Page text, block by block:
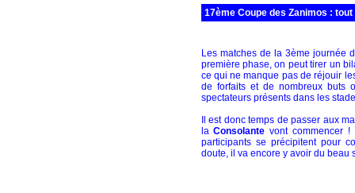
17ème Coupe des Zanimos :
Les matches de la 3ème journée
première phase, on peut tirer un
ce qui ne manque pas de réjouir
de forfaits et de nombreux buts
spectateurs présents dans les
Il est donc temps de passer aux
laConsolante vont commencer
participants se précipitent pour
doute, il va encore y avoir du beau